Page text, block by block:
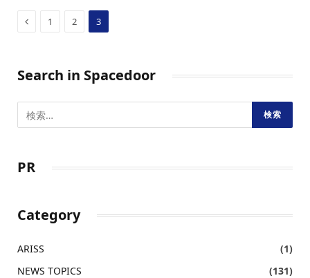
Previous
1 2 3
Search in Spacedoor
PR
Category
ARISS
(1)
NEWS TOPICS
(131)